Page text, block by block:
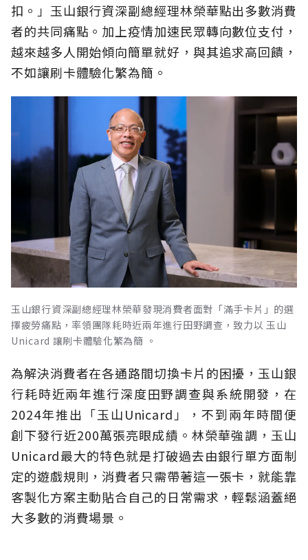
扣。」玉山銀行資深副總經理林榮華點出多數消費
者的共同痛點。加上疫情加速民眾轉向數位支付，
越來越多人開始傾向簡單就好，與其追求高回饋，
不如讓刷卡體驗化繁為簡。
玉山銀行資深副總經理林榮華發現消費者面對「滿手卡片」的選
擇疲勞痛點，率領團隊耗時近兩年進行田野調查，致力以 玉山
Unicard 讓刷卡體驗化繁為簡 。
為解決消費者在各通路間切換卡片的困擾，玉山銀
行耗時近兩年進行深度田野調查與系統開發，在
2024年推出「玉山Unicard」，不到兩年時間便
創下發行近200萬張亮眼成績。林榮華強調，玉山
Unicard最大的特色就是打破過去由銀行單方面制
定的遊戲規則，消費者只需帶著這一張卡，就能靠
客製化方案主動貼合自己的日常需求，輕鬆涵蓋絕
大多數的消費場景。